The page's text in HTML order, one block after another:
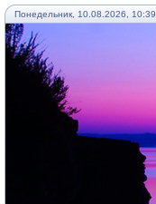
Понедельник, 10.08.2026, 10:39